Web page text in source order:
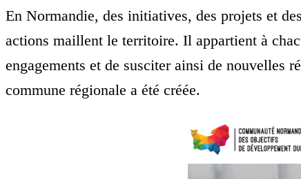
En Normandie, des initiatives, des projets et
actions maillent le territoire. Il appartient à
engagements et de susciter ainsi de nouvelles
commune régionale a été créée.